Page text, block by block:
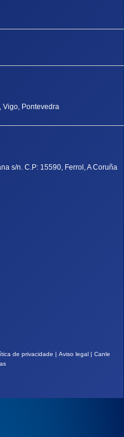
Vigo, Pontevedra
s/n. C.P: 15590, Ferrol, A Coruña
de privacidade Aviso legal
Canle